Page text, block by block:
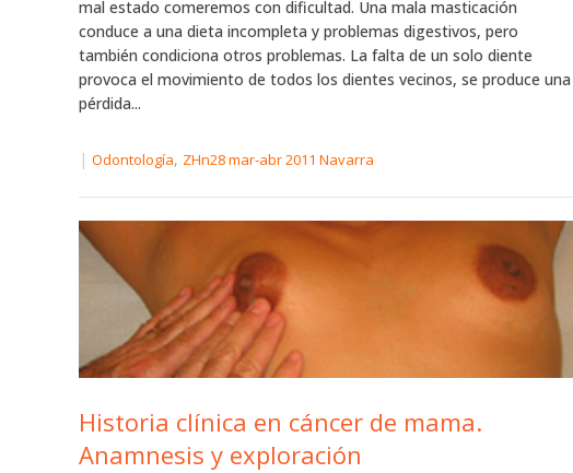
mal estado comeremos con dificultad. Una mala masticación
conduce a una dieta incompleta y problemas digestivos, pero
también condiciona otros problemas. La falta de un solo diente
provoca el movimiento de todos los dientes vecinos, se produce una
pérdida...
| Odontología, ZHn28 mar-abr 2011 Navarra
Historia clínica en cáncer de mama.
Anamnesis y exploración